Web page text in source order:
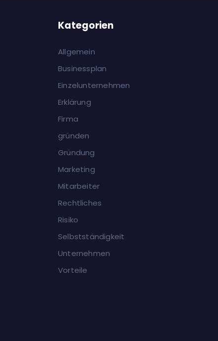
Kategorien
Allgemein
Businessplan
Einzelunternehmen
Erklärung
Firma
gründen
Gründung
Marketing
Mitarbeiter
Rechtliches
Risiko
Selbstständigkeit
Unternehmen
Vorteile